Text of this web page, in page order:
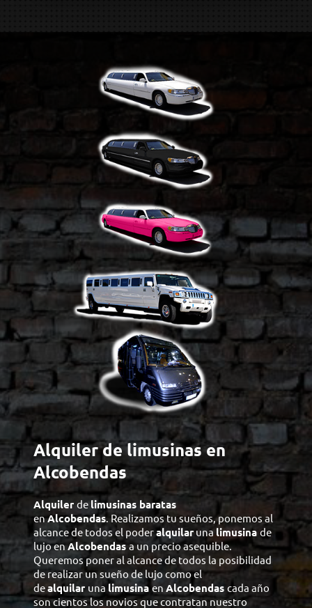
Alquiler de limusinas en
Alcobendas
Alquiler de limusinas baratas
enAlcobendas. Realizamos tu sueños, ponemos al
alcance de todos el poderalquilar una limusina de
lujo enAlcobendas a un precio asequible.
Queremos poner al alcance de todos la posibilidad
de realizar un sueño de lujo como el
dealquilar una limusina en Alcobendas cada año
son cientos los novios que contratan nuestro